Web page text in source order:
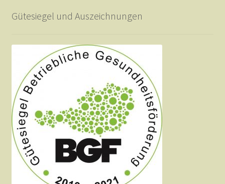
Gütesiegel und Auszeichnungen